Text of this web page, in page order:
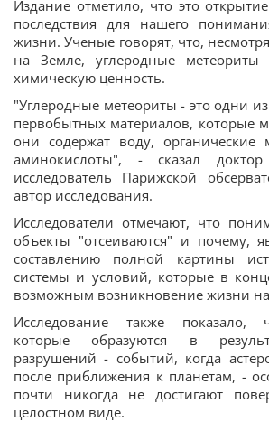
Издание отметило, что это
последствия для нашего
жизни. Ученые говорят, что,
на Земле, углеродные
химическую ценность.
"Углеродные метеориты - это одни
первобытных материалов, которые
они содержат воду,
аминокислоты", - сказал
исследователь Парижской
автор исследования.
Исследователи отмечают, что
объекты "отсеиваются" и почему,
составлению полной картины
системы и условий, которые в
возможным возникновение жизни
Исследование также показало,
которые образуются в
разрушений - событий, когда
после приближения к планетам, -
почти никогда не достигают
целостном виде.